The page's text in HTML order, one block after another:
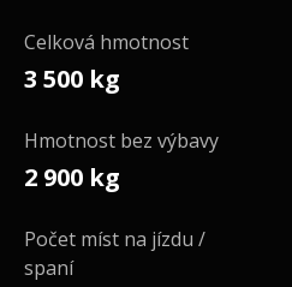
Celková hmotnost
3 500 kg
Hmotnost bez výbavy
2 900 kg
Počet míst na jízdu /
spaní